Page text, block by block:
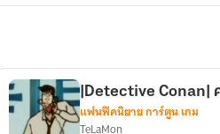
|Detective Conan|
แฟนฟิคนิยาย การ์ตูน เกม
TeLaMon